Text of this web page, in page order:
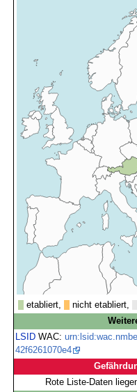
etabliert, nicht etabliert,
LSID WAC:
42f6261070e4
Rote Liste-Daten